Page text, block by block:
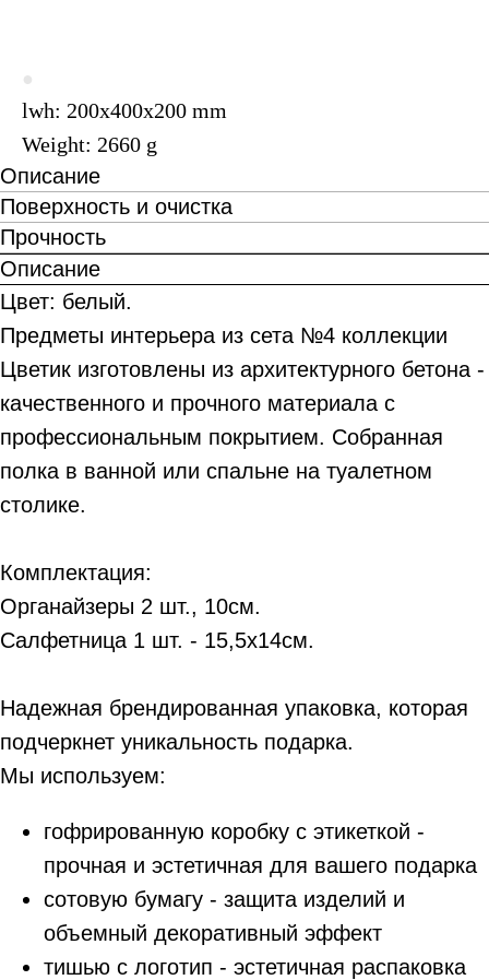
●
lwh: 200x400x200 mm
Weight: 2660 g
Описание
Поверхность и очистка
Прочность
Описание
Цвет: белый.
Предметы интерьера из сета №4 коллекции
Цветик изготовлены из архитектурного бетона -
качественного и прочного материала с
профессиональным покрытием. Собранная
полка в ванной или спальне на туалетном
столике.
Комплектация:
Органайзеры 2 шт., 10см.
Салфетница 1 шт. - 15,5х14см.
Надежная брендированная упаковка, которая
подчеркнет уникальность подарка.
Мы используем:
гофрированную коробку с этикеткой -
прочная и эстетичная для вашего подарка
сотовую бумагу - защита изделий и
объемный декоративный эффект
тишью с логотип - эстетичная распаковка